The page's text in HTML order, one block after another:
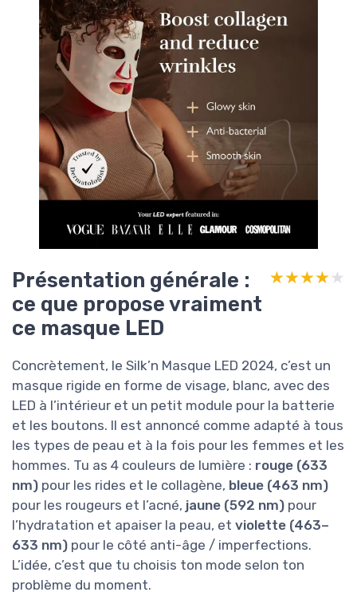
Présentation générale :
ce que propose vraiment
ce masque LED
★★★★★
★★★★★
Concrètement, le Silk’n Masque LED 2024, c’est un
masque rigide en forme de visage, blanc, avec des
LED à l’intérieur et un petit module pour la batterie
et les boutons. Il est annoncé comme adapté à tous
les types de peau et à la fois pour les femmes et les
hommes. Tu as 4 couleurs de lumière : rouge (633
nm) pour les rides et le collagène, bleue (463 nm)
pour les rougeurs et l’acné, jaune (592 nm) pour
l’hydratation et apaiser la peau, et violette (463–
633 nm) pour le côté anti-âge / imperfections.
L’idée, c’est que tu choisis ton mode selon ton
problème du moment.